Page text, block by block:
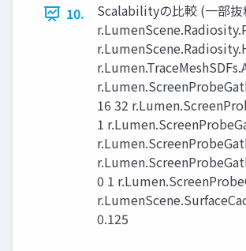
10.
Scalabilityの比較 (一部
16 32
1
0 1
0.125